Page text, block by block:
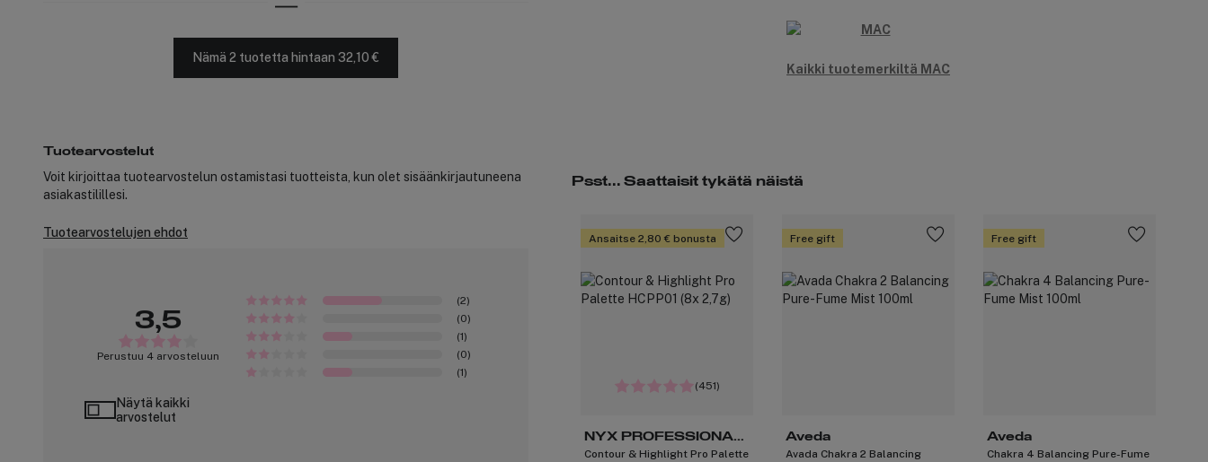
Nämä 2 tuotetta hintaan 32,10 €
Kaikki tuotemerkiltä MAC
Psst... Saattaisit tykätä näistä
Ansaitse 2,80 € bonusta
(451)
NYX PROFESSIONAL
MAKEUP
Contour & Highlight Pro Palette
Free gift
Aveda
Avada Chakra 2 Balancing
Free gift
Aveda
Chakra 4 Balancing Pure-Fume
Tuotearvostelut
Voit kirjoittaa tuotearvostelun ostamistasi tuotteista, kun olet sisäänkirjautuneena
asiakastilillesi.
Tuotearvostelujen ehdot
3,5
Perustuu 4 arvosteluun
(2)
(0)
(1)
(0)
(1)
Näytä kaikki
arvostelut